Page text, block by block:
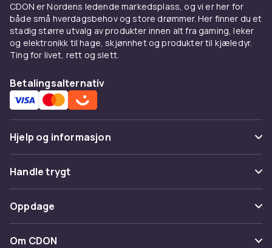
CDON er Nordens ledende markedsplass, og vi er her for
både små hverdagsbehov og store drømmer. Her finner du et
stadig større utvalg av produkter innen alt fra gaming, leker
og elektronikk til hage, skjønnhet og produkter til kjæledyr.
Ting for livet, rett og slett.
Betalingsalternativ
Hjelp og informasjon
Vanlige spørsmål
Spor pakke
Angre & returner her
Kontakt oss
Handle trygt
Betaling
Levering
Oppdage
Kategorier
Om CDON